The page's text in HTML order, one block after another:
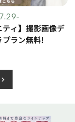
ティ】撮影画像デ
プラン無料!